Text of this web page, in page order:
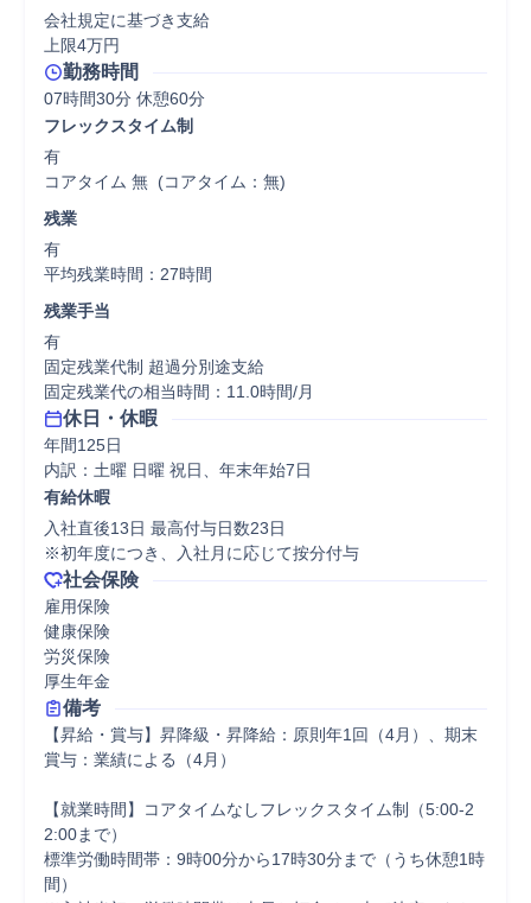
会社規定に基づき支給
上限4万円
勤務時間
07時間30分 休憩60分
フレックスタイム制
有
コアタイム 無  (コアタイム：無)
残業
有
平均残業時間：27時間
残業手当
有
固定残業代制 超過分別途支給
固定残業代の相当時間：11.0時間/月
休日・休暇
年間125日
内訳：土曜 日曜 祝日、年末年始7日
有給休暇
入社直後13日 最高付与日数23日
※初年度につき、入社月に応じて按分付与
社会保険
雇用保険
健康保険
労災保険
厚生年金
備考
【昇給・賞与】昇降級・昇降給：原則年1回（4月）、期末
賞与：業績による（4月）
【就業時間】コアタイムなしフレックスタイム制（5:00-2
2:00まで）
標準労働時間帯：9時00分から17時30分まで（うち休憩1時
間）